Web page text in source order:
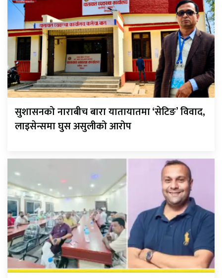
सुशासनको नाराबीच बारा यातायातमा ‘सेटिङ’ विवाद,
लाइसेन्समा घुस असुलीको आरोप